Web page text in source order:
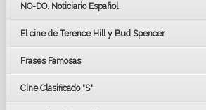
BAFTA
NO-DO. Noticiario Español
El cine de Terence Hill y Bud Spencer
Frases Famosas
Cine Clasificado "S"